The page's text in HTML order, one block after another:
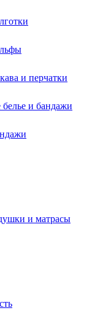
и перчатки
и бандажи
и матрасы